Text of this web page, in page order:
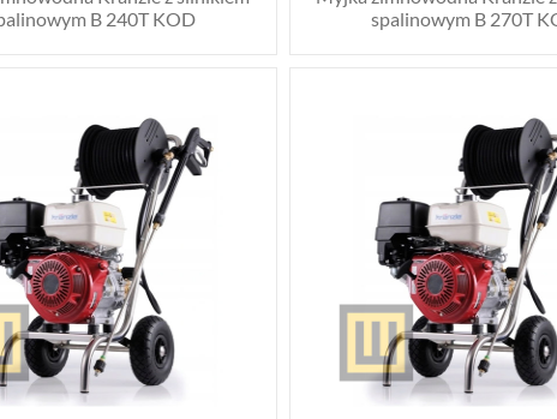
B 240T KOD
spalinowym B 270T